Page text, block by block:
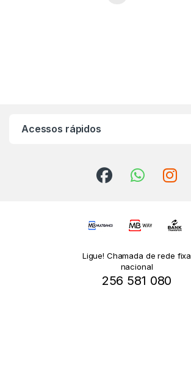
Acessos rápidos
Ligue! Chamada de rede fixa
nacional
256 581 080